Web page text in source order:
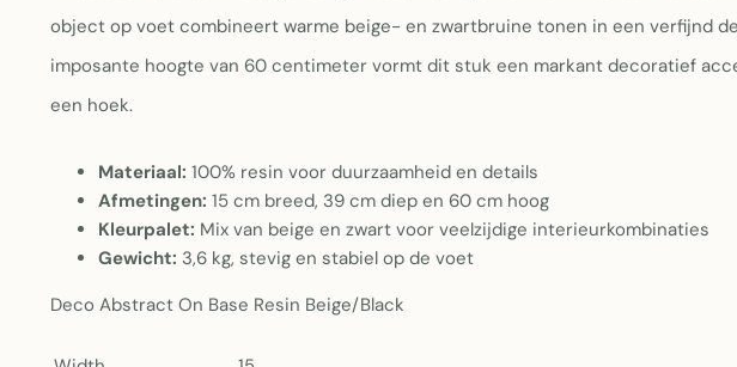
object op voet combineert warme beige- en zwartbruine tonen in een verfijnd
imposante hoogte van 60 centimeter vormt dit stuk een markant decoratief
een hoek.
Materiaal: 100% resin voor duurzaamheid en details
Afmetingen: 15 cm breed, 39 cm diep en 60 cm hoog
Kleurpalet: Mix van beige en zwart voor veelzijdige interieurkombinaties
Gewicht: 3,6 kg, stevig en stabiel op de voet
Deco Abstract On Base Resin Beige/Black